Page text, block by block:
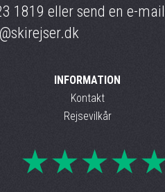
1819 eller send en e-mail
INFORMATION
Kontakt
Rejsevilkår